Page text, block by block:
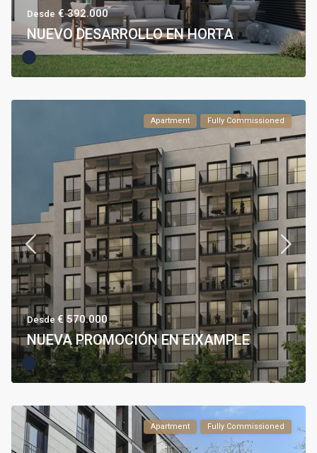
Desde € 392.000
NUEVO DESARROLLO EN HORTA
Apartment Fully Commissioned
Desde€ 570.000
NUEVA PROMOCIÓN EN EIXAMPLE
Apartment Fully Commissioned